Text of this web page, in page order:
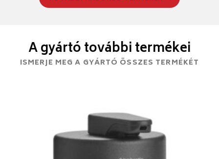
A gyártó további termékei
ISMERJE MEG A GYÁRTÓ ÖSSZES TERMÉKÉT